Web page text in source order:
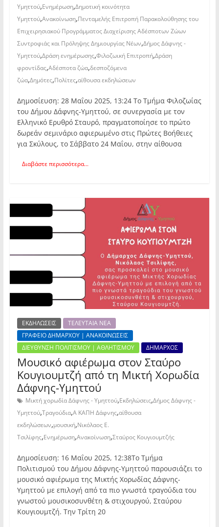
Υμηττού,Ενημέρωση,Δημοτική κοινότητα
Υμηττού,Ανακοίνωση,Πενταμελής Επιτροπή Παρακολούθησης του
Επιχειρησιακού Προγράμματος Διαχείρισης Αδέσποτων Ζώων
Συντροφιάς και Πρόληψης Δημιουργίας Νέων,Δήμος Δάφνης -
Υμηττού,Δράση ενημέρωσης,Φιλοζωική Επιτροπή,Δράση
φροντίδας,Αδέσποτα ζώα,δεσποζόμενα
ζώα,Δημότες,Πολίτες,αίθουσα εκδηλώσεων
Δημοσίευση: 28 Μαΐου 2025, 13:24 Το Τμήμα Φιλοζωίας
του Δήμου Δάφνης-Υμηττού, σε συνεργασία με τον
Ελληνικό Ερυθρό Σταυρό, πραγματοποίησε το πρώτο
δωρεάν σεμινάριο αφιερωμένο στις Πρώτες Βοήθειες
για Σκύλους, το Σάββατο 24 Μαΐου, στην αίθουσα
Διαβάστε περισσότερα...
ΕΚΔΗΛΩΣΕΙΣ
ΤΕΛΕΥΤΑΙΑ ΝΕΑ
ΓΡΑΦΕΙΟ ΔΗΜΑΡΧΟΥ | ΑΝΑΚΟΙΝΩΣΕΙΣ
ΔΙΕΥΘΥΝΣΗ ΠΟΛΙΤΙΣΜΟΥ | ΑΘΛΗΤΙΣΜΟΥ
ΔΗΜΑΡΧΟΣ
Μουσικό αφιέρωμα στον Σταύρο
Κουγιουμτζή από τη Μικτή Χορωδία
Δάφνης-Υμηττού
Μικτή χορωδία Δάφνης - Υμηττού,Εκδηλώσεις,Δήμος Δάφνης -
Υμηττού,Τραγούδια,Α ΚΑΠΗ Δάφνης,αίθουσα
εκδηλώσεων,μουσική,Νικόλαος Ε.
Τσιλίφης,Ενημέρωση,Ανακοίνωση,Σταύρος Κουγιουμτζής
Δημοσίευση: 16 Μαΐου 2025, 12:38Το Τμήμα
Πολιτισμού του Δήμου Δάφνης-Υμηττού παρουσιάζει το
μουσικό αφιέρωμα της Μικτής Χορωδίας Δάφνης-
Υμηττού με επιλογή από τα πιο γνωστά τραγούδια του
γνωστού μουσικοσυνθέτη & στιχουργού, Σταύρου
Κουγιουμτζή. Την Τρίτη 20